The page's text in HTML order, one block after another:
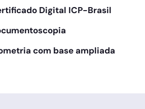
Digital ICP-Brasil
com base ampliada